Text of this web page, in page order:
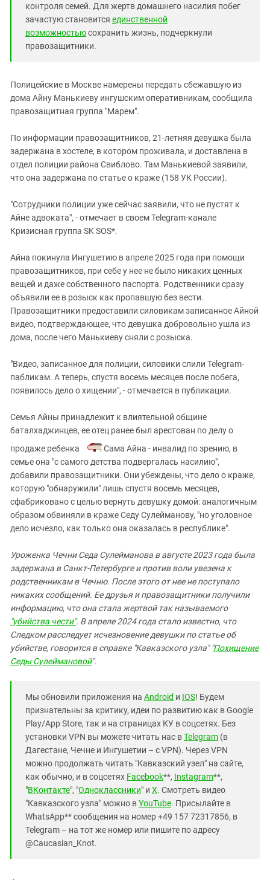
контроля семей. Для жертв домашнего насилия побег
зачастую становится единственной
возможностьюсохранить жизнь, подчеркнули
правозащитники.
Полицейские в Москве намерены передать сбежавшую из
дома Айну Манькиеву ингушским оперативникам, сообщила
правозащитная группа "Марем".
По информации правозащитников, 21-летняя девушка была
задержана в хостеле, в котором проживала, и доставлена в
отдел полиции района Свиблово. Там Манькиевой заявили,
что она задержана по статье о краже (158 УК России).
"Сотрудники полиции уже сейчас заявили, что не пустят к
Айне адвоката", - отмечает в своем Telegram-канале
Кризисная группа SK SOS*.
Айна покинула Ингушетию в апреле 2025 года при помощи
правозащитников, при себе у нее не было никаких ценных
вещей и даже собственного паспорта. Родственники сразу
объявили ее в розыск как пропавшую без вести.
Правозащитники предоставили силовикам записанное Айной
видео, подтверждающее, что девушка добровольно ушла из
дома, после чего Манькиеву сняли с розыска.
"Видео, записанное для полиции, силовики слили Telegram-
пабликам. А теперь, спустя восемь месяцев после побега,
появилось дело о хищении", - отмечается в публикации.
Семья Айны принадлежит к влиятельной общине
баталхаджинцев, ее отец ранее был арестован по делу о
продаже ребенка
. Сама Айна - инвалид по зрению, в
семье она "с самого детства подвергалась насилию",
добавили правозащитники. Они убеждены, что дело о краже,
которую "обнаружили" лишь спустя восемь месяцев,
сфабриковано с целью вернуть девушку домой: аналогичным
образом обвиняли в краже Седу Сулейманову, "но уголовное
дело исчезло, как только она оказалась в республике".
Уроженка Чечни Седа Сулейманова в августе 2023 года была
задержана в Санкт-Петербурге и против воли увезена к
родственникам в Чечню. После этого от нее не поступало
никаких сообщений. Ее друзья и правозащитники получили
информацию, что она стала жертвой так называемого
"убийства чести". В апреле 2024 года стало известно, что
Следком расследует исчезновение девушки по статье об
убийстве, говорится в справке "Кавказского узла" "Похищение
Седы Сулеймановой".
Мы обновили приложения на Android и IOS! Будем
признательны за критику, идеи по развитию как в Google
Play/App Store, так и на страницах КУ в соцсетях. Без
установки VPN вы можете читать нас вTelegram (в
Дагестане, Чечне и Ингушетии – с VPN). Через VPN
можно продолжать читать "Кавказский узел" на сайте,
как обычно, и в соцсетях Facebook**, Instagram**,
"ВКонтакте", "Одноклассники" и X. Смотреть видео
"Кавказского узла" можно вYouTube. Присылайте в
WhatsApp** сообщения на номер +49 157 72317856, в
Telegram – на тот же номер или пишите по адресу
@Caucasian_Knot.